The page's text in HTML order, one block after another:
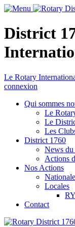
District
Le Rotary
connexion
Qui sommes
Le
Le
Les
District 1760
News du
Actions
Nos Actions
Locales
Contact